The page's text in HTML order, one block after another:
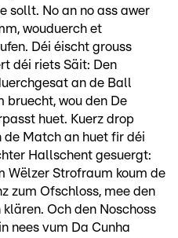
sollt. No an no ass awer
wouduerch et
Déi éischt grouss
déi riets Säit: Den
an de Ball
bruecht, wou den De
huet. Kuerz drop
de Match an huet fir déi
Hallschent gesuergt:
Wëlzer Strofraum koum de
zum Ofschloss, mee den
Och den Noschoss
nees vum Da Cunha